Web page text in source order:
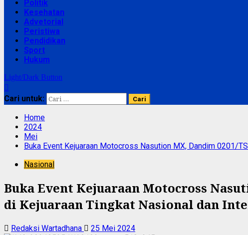
Politik
Kesehatan
Advetorial
Peristiwa
Pendidikan
Sport
Hukum
Light/Dark Button
Cari untuk:
Home
2024
Mei
Buka Event Kejuaraan Motocross Nasution MX, Dandim 0201/
Nasional
Buka Event Kejuaraan Motocross
di Kejuaraan Tingkat Nasional dan
Redaksi Wartadhana 25 Mei 2024